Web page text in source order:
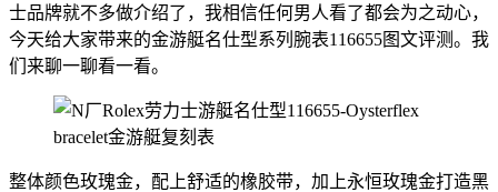
士品牌就不多做介绍了，我相信任何男人看了都会为之动心，
今天给大家带来的金游艇名仕型系列腕表116655图文评测。我
们来聊一聊看一看。
整体颜色玫瑰金，配上舒适的橡胶带，加上永恒玫瑰金打造黑